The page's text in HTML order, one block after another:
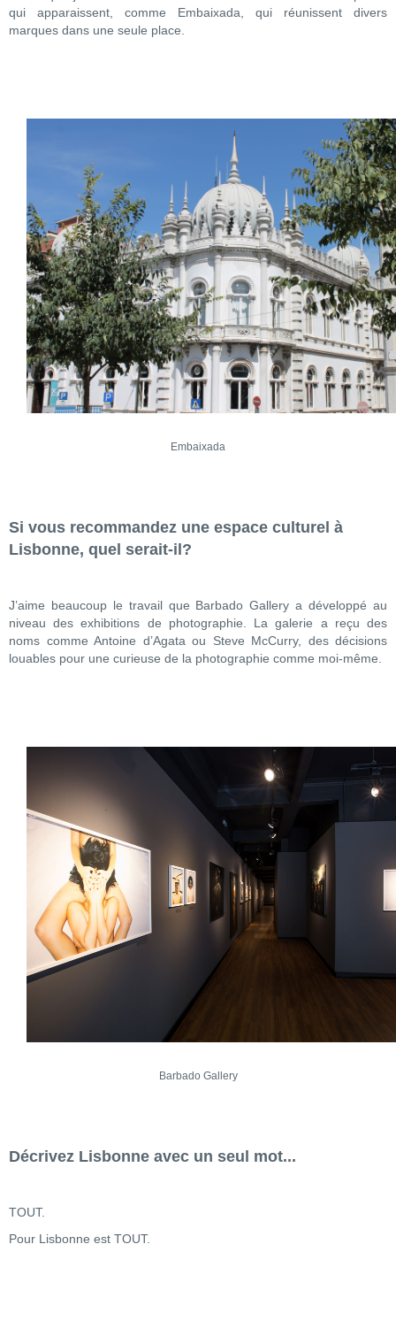
qui apparaissent, comme Embaixada, qui réunissent divers
marques dans une seule place.
Embaixada
Si vous recommandez une espace culturel à
Lisbonne, quel serait-il?
J’aime beaucoup le travail que Barbado Gallery a développé au
niveau des exhibitions de photographie. La galerie a reçu des
noms comme Antoine d’Agata ou Steve McCurry, des décisions
louables pour une curieuse de la photographie comme moi-même.
Barbado Gallery
Décrivez Lisbonne avec un seul mot...
TOUT.
Pour Lisbonne est TOUT.